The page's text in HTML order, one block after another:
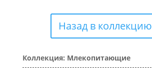
Назад в коллекцию
Коллекция: Млекопитающие